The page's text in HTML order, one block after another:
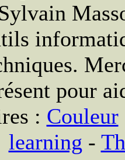
pour
: Couleur
learning -